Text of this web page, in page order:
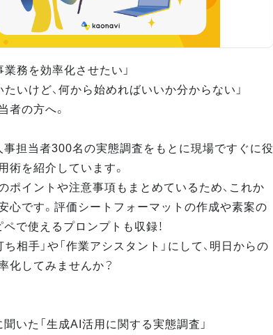
業務を効率化させたい」
たいけど、何から始めればいいか分からない」
者の方へ。
事担当者300名の実態調査をもとに現場ですぐに役
術を紹介しています。
ポイントや注意事項もまとめているため、これか
心です。評価シートフォーマットの作成や素案の
ペで使えるプロンプトも収録！
相手」や「作業アシスタント」にして、明日からの
化してみませんか？
聞いた「生成AI活用に関する実態調査」